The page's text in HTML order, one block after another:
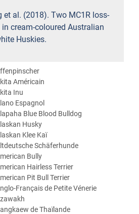
et al. (2018). Two MC1R loss-
cream-coloured Australian
Huskies.
Américain
Inu
Espagnol
Blue Blood Bulldog
Husky
Klee Kaï
Schäferhunde
Bully
Hairless Terrier
Pit Bull Terrier
Français de Petite Vénerie
de Thaïlande